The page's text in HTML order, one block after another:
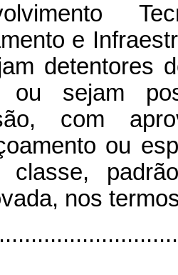
e
detentores
ou sejam
com
ou
nos